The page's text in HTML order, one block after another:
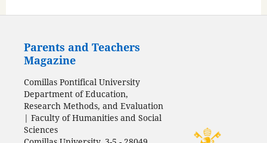
Parents and Teachers
Magazine
Comillas Pontifical University
Department of Education,
Research Methods, and Evaluation
| Faculty of Humanities and Social
Sciences